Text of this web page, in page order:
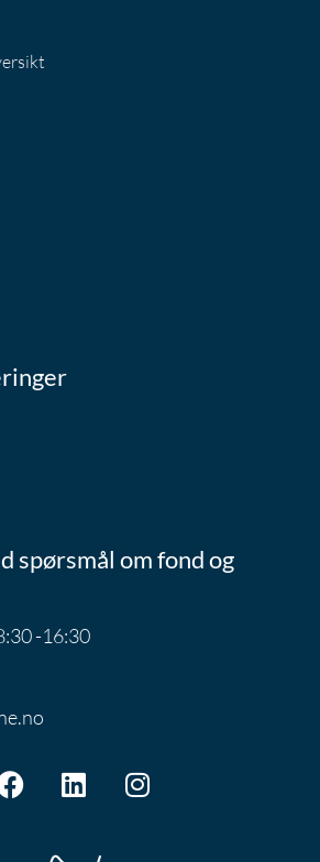
spørsmål om fond og
-16:30